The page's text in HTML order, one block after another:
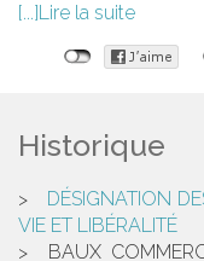
Lire la suite
Historique
DÉSIGNATION
VIE ET LIBÉRALITÉ
BAUX